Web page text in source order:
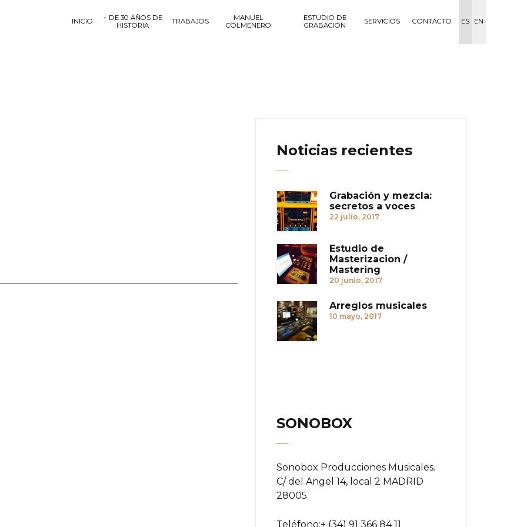
INICIO
+ DE 30 AÑOS DE
HISTORIA
TRABAJOS
MANUEL
COLMENERO
ESTUDIO DE
GRABACIÓN
SERVICIOS CONTACTO ES EN
Noticias recientes
Grabación y mezcla:
secretos a voces
22 julio, 2017
Estudio de
Masterizacion /
Mastering
20 junio, 2017
Arreglos musicales
10 mayo, 2017
SONOBOX
Sonobox Producciones Musicales.
C/ del Angel 14, local 2 MADRID
28005
Teléfono:+ (34) 91 366 84 11